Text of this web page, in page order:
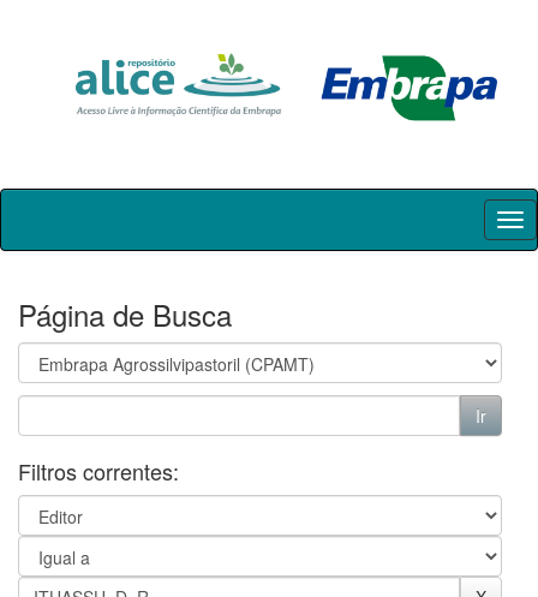
Skip
Página de Busca
Filtros correntes: